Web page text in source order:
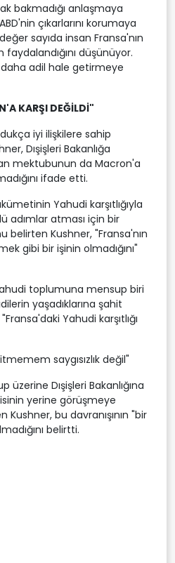
bakmadığı anlaşmaya
çıkarlarını korumaya
sayıda insan Fransa'nın
düşünüyor.
adil hale getirmeye
KARŞI DEĞİLDİ"
iyi ilişkilere sahip
Dışişleri Bakanlığa
mektubunun da Macron'a
ifade etti.
Yahudi karşıtlığıyla
adımlar atması için bir
belirten Kushner, "Fransa'nın
gibi bir işinin olmadığını"
toplumuna mensup biri
yaşadıklarına şahit
Yahudi karşıtlığı
saygısızlık değil"
üzerine Dışişleri Bakanlığına
yerine görüşmeye
bu davranışının "bir
belirtti.